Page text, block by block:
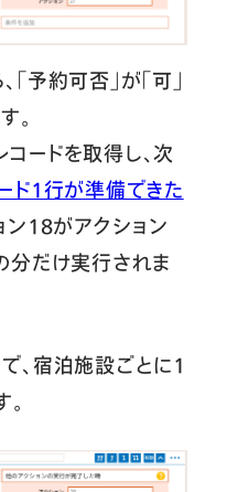
予約可否」が「可」
。
ードを取得し、次
ド１行が準備できた
ン18がアクション
分だけ実行されま
、宿泊施設ごとに1